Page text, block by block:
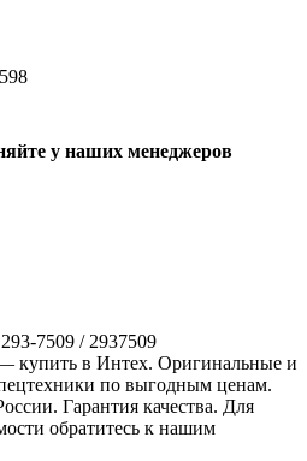
у наших менеджеров
7509 / 2937509
купить в Интех. Оригинальные и
по выгодным ценам.
Гарантия качества. Для
обратитесь к нашим